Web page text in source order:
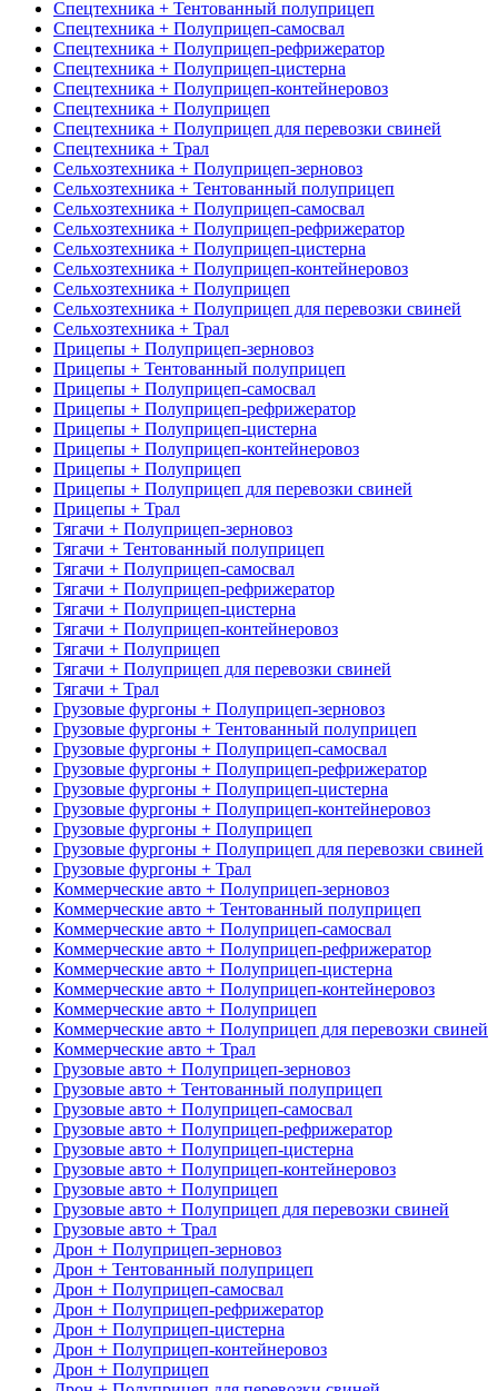
Спецтехника + Тентованный полуприцеп
Спецтехника + Полуприцеп-самосвал
Спецтехника + Полуприцеп-рефрижератор
Спецтехника + Полуприцеп-цистерна
Спецтехника + Полуприцеп-контейнеровоз
Спецтехника + Полуприцеп
Спецтехника + Полуприцеп для перевозки свиней
Спецтехника + Трал
Сельхозтехника + Полуприцеп-зерновоз
Сельхозтехника + Тентованный полуприцеп
Сельхозтехника + Полуприцеп-самосвал
Сельхозтехника + Полуприцеп-рефрижератор
Сельхозтехника + Полуприцеп-цистерна
Сельхозтехника + Полуприцеп-контейнеровоз
Сельхозтехника + Полуприцеп
Сельхозтехника + Полуприцеп для перевозки свиней
Сельхозтехника + Трал
Прицепы + Полуприцеп-зерновоз
Прицепы + Тентованный полуприцеп
Прицепы + Полуприцеп-самосвал
Прицепы + Полуприцеп-рефрижератор
Прицепы + Полуприцеп-цистерна
Прицепы + Полуприцеп-контейнеровоз
Прицепы + Полуприцеп
Прицепы + Полуприцеп для перевозки свиней
Прицепы + Трал
Тягачи + Полуприцеп-зерновоз
Тягачи + Тентованный полуприцеп
Тягачи + Полуприцеп-самосвал
Тягачи + Полуприцеп-рефрижератор
Тягачи + Полуприцеп-цистерна
Тягачи + Полуприцеп-контейнеровоз
Тягачи + Полуприцеп
Тягачи + Полуприцеп для перевозки свиней
Тягачи + Трал
Грузовые фургоны + Полуприцеп-зерновоз
Грузовые фургоны + Тентованный полуприцеп
Грузовые фургоны + Полуприцеп-самосвал
Грузовые фургоны + Полуприцеп-рефрижератор
Грузовые фургоны + Полуприцеп-цистерна
Грузовые фургоны + Полуприцеп-контейнеровоз
Грузовые фургоны + Полуприцеп
Грузовые фургоны + Полуприцеп для перевозки свиней
Грузовые фургоны + Трал
Коммерческие авто + Полуприцеп-зерновоз
Коммерческие авто + Тентованный полуприцеп
Коммерческие авто + Полуприцеп-самосвал
Коммерческие авто + Полуприцеп-рефрижератор
Коммерческие авто + Полуприцеп-цистерна
Коммерческие авто + Полуприцеп-контейнеровоз
Коммерческие авто + Полуприцеп
Коммерческие авто + Полуприцеп для перевозки свиней
Коммерческие авто + Трал
Грузовые авто + Полуприцеп-зерновоз
Грузовые авто + Тентованный полуприцеп
Грузовые авто + Полуприцеп-самосвал
Грузовые авто + Полуприцеп-рефрижератор
Грузовые авто + Полуприцеп-цистерна
Грузовые авто + Полуприцеп-контейнеровоз
Грузовые авто + Полуприцеп
Грузовые авто + Полуприцеп для перевозки свиней
Грузовые авто + Трал
Дрон + Полуприцеп-зерновоз
Дрон + Тентованный полуприцеп
Дрон + Полуприцеп-самосвал
Дрон + Полуприцеп-рефрижератор
Дрон + Полуприцеп-цистерна
Дрон + Полуприцеп-контейнеровоз
Дрон + Полуприцеп